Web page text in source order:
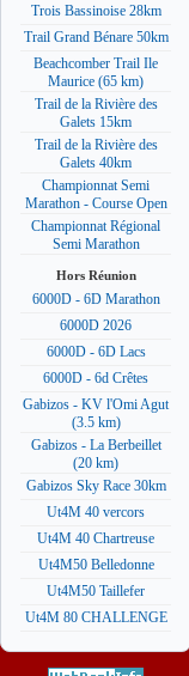
Trois Bassinoise 28km
Trail Grand Bénare 50km
Beachcomber Trail Ile
Maurice (65 km)
Trail de la Rivière des
Galets 15km
Trail de la Rivière des
Galets 40km
Championnat Semi
Marathon - Course Open
Championnat Régional
Semi Marathon
Hors Réunion
6000D - 6D Marathon
6000D 2026
6000D - 6D Lacs
6000D - 6d Crêtes
Gabizos - KV l'Omi Agut
(3.5 km)
Gabizos - La Berbeillet
(20 km)
Gabizos Sky Race 30km
Ut4M 40 vercors
Ut4M 40 Chartreuse
Ut4M50 Belledonne
Ut4M50 Taillefer
Ut4M 80 CHALLENGE